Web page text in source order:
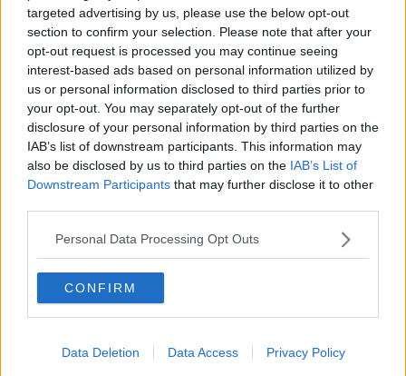
targeted advertising by us, please use the below opt-out
section to confirm your selection. Please note that after your
opt-out request is processed you may continue seeing
interest-based ads based on personal information utilized by
us or personal information disclosed to third parties prior to
your opt-out. You may separately opt-out of the further
disclosure of your personal information by third parties on the
IAB’s list of downstream participants. This information may
also be disclosed by us to third parties on the IAB’s List of
Downstream Participants that may further disclose it to other
Personal Data Processing Opt Outs
CONFIRM
Data Deletion Data Access Privacy Policy
4 Spanac cu iaurt și usturoi
5 Cheesecake de ciocolată fără coacere
Lasagna Snickers
7 Salata mexicana cu fasole si chorizo